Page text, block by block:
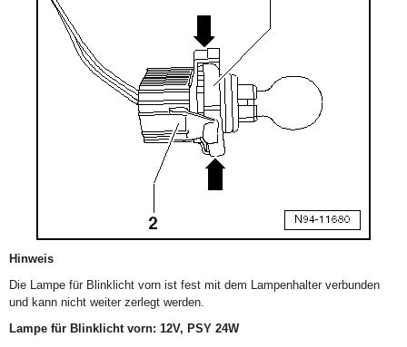
Hinweis
Die Lampe für Blinklicht vorn ist fest mit dem Lampenhalter verbunden
und kann nicht weiter zerlegt werden.
Lampe für Blinklicht vorn: 12V, PSY 24W